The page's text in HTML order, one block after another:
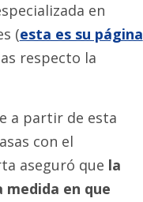
en
(esta es su página
respecto la
a partir de esta
con el
aseguró que la
en que